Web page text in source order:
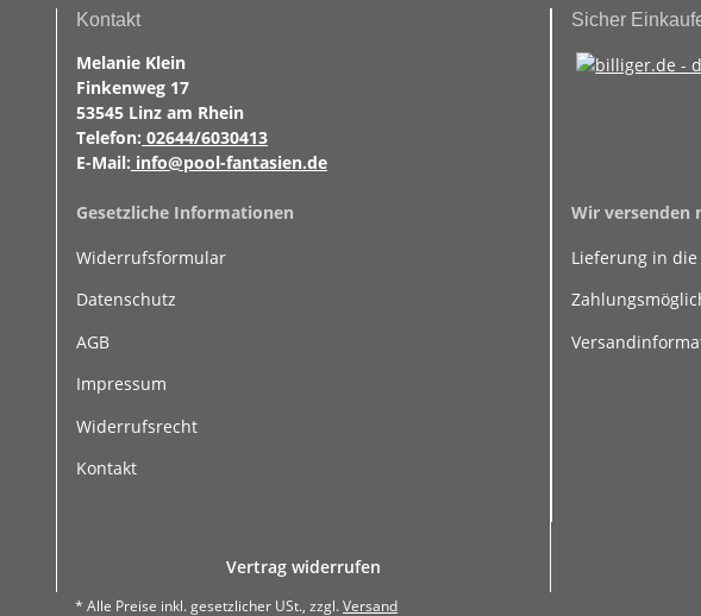
Kontakt
Melanie Klein
Finkenweg 17
53545 Linz am Rhein
Telefon: 02644/6030413
E-Mail: info@pool-fantasien.de
Sicher
Gesetzliche Informationen
Widerrufsformular
Datenschutz
AGB
Impressum
Widerrufsrecht
Kontakt
Wir versenden
Lieferung in die
Vertrag widerrufen
* Alle Preise inkl. gesetzlicher USt., zzgl.Versand